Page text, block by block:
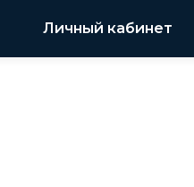
Личный кабинет